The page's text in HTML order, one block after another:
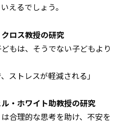
えるでしょう。
ロス教授の研究
もは、そうでない子どもより
ストレスが軽減される」
・ホワイト助教授の研究
合理的な思考を助け、不安を